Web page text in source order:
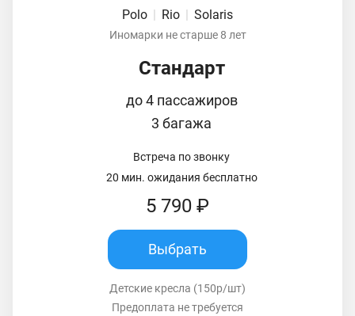
Polo | Rio | Solaris
Иномарки не старше 8 лет
Стандарт
до 4 пассажиров
3 багажа
Встреча по звонку
20 мин. ожидания бесплатно
5 790 ₽
Выбрать
Детские кресла (150р/шт)
Предоплата не требуется